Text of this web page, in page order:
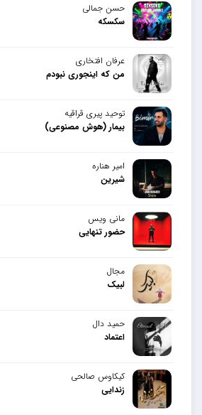
حسن جمالی
سکسکه
عرفان افتخاری
من که اینجوری نبودم
توحید پیری قراقیه
بیمار (هوش مصنوعی)
امیر هناره
شیرین
مانی ویس
حضور تنهایی
مجال
لبیک
حمید دال
اعتماد
کیکاوس صالحی
زندایی